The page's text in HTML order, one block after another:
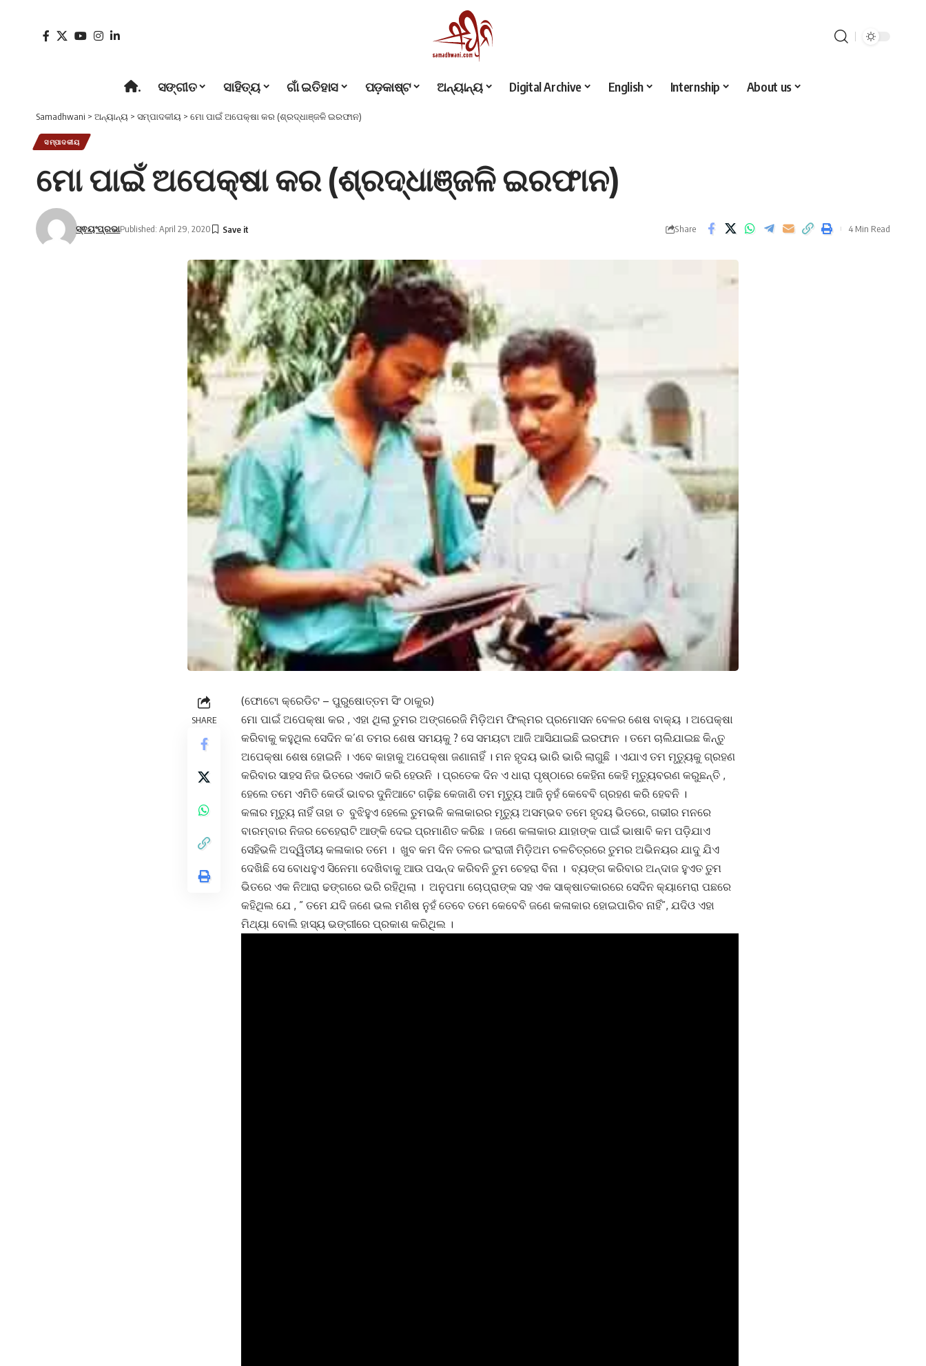
. ସଙ୍ଗୀତ ସାହିତ୍ୟ ଗାଁ ଇତିହାସ ପଡ଼କାଷ୍ଟ ଅନ୍ୟାନ୍ୟ Digital Archive English Internship About us
Samadhwani > ଅନ୍ୟାନ୍ୟ > ସମ୍ପାଦକୀୟ > ମୋ ପାଇଁ ଅପେକ୍ଷା କର (ଶ୍ରଦ୍ଧାଞ୍ଜଳି ଇରଫାନ)
ସମ୍ପାଦକୀୟ
ମୋ ପାଇଁ ଅପେକ୍ଷା କର (ଶ୍ରଦ୍ଧାଞ୍ଜଳି ଇରଫାନ)
ସ୍ଵୟଂପ୍ରଭାPublished: April 29, 2020 Share 4 Min Read
SHARE
(ଫୋଟୋ କ୍ରେଡିଟ – ପୁରୁଷୋତ୍ତମ ସିଂ ଠାକୁର)
ମୋ ପାଇଁ ଅପେକ୍ଷା କର , ଏହା ଥିଲା ତୁମର ଅଙ୍ଗରେଜି ମିଡ଼ିଅମ ଫିଲ୍ମର ପ୍ରମୋସନ ବେଳର ଶେଷ ବାକ୍ୟ । ଅପେକ୍ଷା
କରିବାକୁ କହୁଥିଲ ସେଦିନ କ’ଣ ତମର ଶେଷ ସମୟକୁ ? ସେ ସମୟଟା ଆଜି ଆସିଯାଇଛି ଇରଫାନ । ତମେ ଚାଲିଯାଇଛ କିନ୍ତୁ
ଅପେକ୍ଷା ଶେଷ ହୋଇନି । ଏବେ କାହାକୁ ଅପେକ୍ଷା ଜଣାନାହିଁ । ମନ ହୃଦୟ ଭାରି ଭାରି ଲାଗୁଛି । ଏଯାଏ ତମ ମୃତ୍ୟୁକୁ ଗ୍ରହଣ
କରିବାର ସାହସ ନିଜ ଭିତରେ ଏକାଠି କରି ହେଉନି । ପ୍ରତେକ ଦିନ ଏ ଧାରା ପୃଷ୍ଠାରେ କେହିନା କେହି ମୃତ୍ୟୁବରଣ କରୁଛନ୍ତି ,
ହେଲେ ତମେ ଏମିତି କେଉଁ ଭାବର ଦୁନିଆଟେ ଗଢ଼ିଛ କେଜାଣି ତମ ମୃତ୍ୟୁ ଆଜି ନୁହଁ କେବେବି ଗ୍ରହଣ କରି ହେବନି ।
କଳାର ମୃତ୍ୟୁ ନାହିଁ ତାହା ତ ବୁଝିହୁଏ ହେଲେ ତୁମଭଳି କଳାକାରର ମୃତ୍ୟୁ ଅସମ୍ଭବ ତମେ ହୃଦୟ ଭିତରେ, ଗଭୀର ମନରେ
ବାରମ୍ବାର ନିଜର ଚେହେରାଟି ଆଙ୍କି ଦେଇ ପ୍ରମାଣିତ କରିଛ । ଜଣେ କଳାକାର ଯାହାଙ୍କ ପାଇଁ ଭାଷାବି କମ ପଡ଼ିଯାଏ
ସେହିଭଳି ଅଦ୍ୱିତୀୟ କଳାକାର ତମେ । ଖୁବ କମ ଦିନ ତଳର ଇଂରାଜୀ ମିଡ଼ିଅମ ଚଳଚିତ୍ରରେ ତୁମର ଅଭିନୟର ଯାଦୁ ଯିଏ
ଦେଖିଛି ସେ ବୋଧହୁଏ ସିନେମା ଦେଖିବାକୁ ଆଉ ପସନ୍ଦ କରିବନି ତୁମ ଚେହରା ବିନା । ବ୍ୟଙ୍ଗ କରିବାର ଅନ୍ଦାଜ ହୁଏତ ତୁମ
ଭିତରେ ଏକ ନିଆରା ଢଙ୍ଗରେ ଭରି ରହିଥିଲା । ଅନୁପମା ଚୋପ୍ରାଙ୍କ ସହ ଏକ ସାକ୍ଷାତକାରରେ ସେଦିନ କ୍ୟାମେରା ପଛରେ
କହିଥିଲ ଯେ , ” ତମେ ଯଦି ଜଣେ ଭଲ ମଣିଷ ନୁହଁ ତେବେ ତମେ କେବେବି ଜଣେ କଳାକାର ହୋଇପାରିବ ନାହିଁ”, ଯଦିଓ ଏହା
ମିଥ୍ୟା ବୋଲି ହାସ୍ୟ ଭଙ୍ଗୀରେ ପ୍ରକାଶ କରିଥିଲ ।